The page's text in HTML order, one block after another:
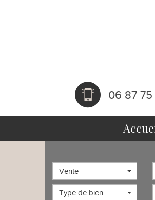
06 87
Vente
Type de bien